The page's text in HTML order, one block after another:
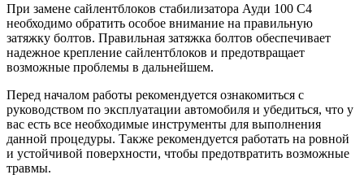
При замене сайлентблоков стабилизатора Ауди 100 С4
необходимо обратить особое внимание на правильную
затяжку болтов. Правильная затяжка болтов обеспечивает
надежное крепление сайлентблоков и предотвращает
возможные проблемы в дальнейшем.
Перед началом работы рекомендуется ознакомиться с
руководством по эксплуатации автомобиля и убедиться, что у
вас есть все необходимые инструменты для выполнения
данной процедуры. Также рекомендуется работать на ровной
и устойчивой поверхности, чтобы предотвратить возможные
травмы.